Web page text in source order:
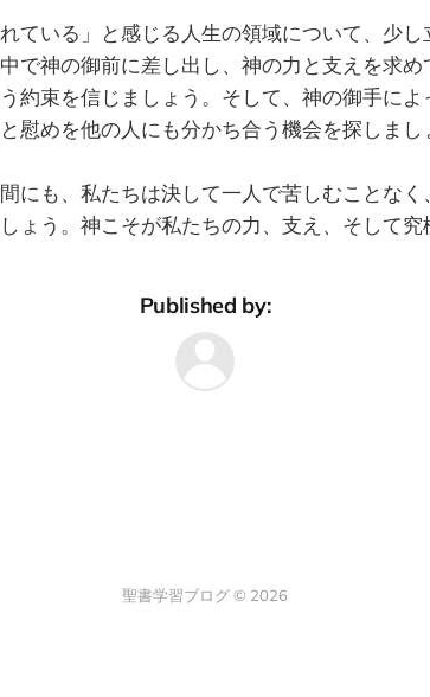
ている」と感じる人生の領域について、少
で神の御前に差し出し、神の力と支えを求
約束を信じましょう。そして、神の御手に
慰めを他の人にも分かち合う機会を探しまし
にも、私たちは決して一人で苦しむことな
ょう。神こそが私たちの力、支え、そして究
Published by:
聖書学習ブログ © 2026